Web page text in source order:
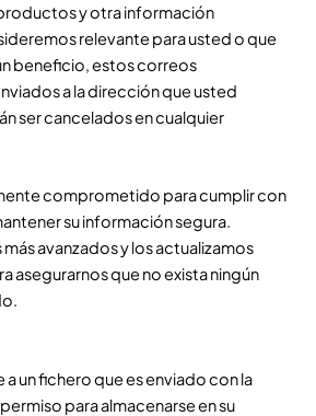
y otra información
relevante para usted o que
beneficio, estos correos
a la dirección que usted
ser cancelados en cualquier
comprometido para cumplir con
su información segura.
avanzados y los actualizamos
asegurarnos que no exista ningún
a un fichero que es enviado con la
para almacenarse en su